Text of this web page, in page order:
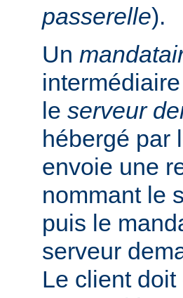
passerelle).
Un
le serveur
hébergé par
envoie une
nommant le
puis le
serveur
Le client